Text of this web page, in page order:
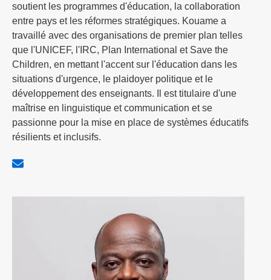
soutient les programmes d'éducation, la collaboration
entre pays et les réformes stratégiques. Kouame a
travaillé avec des organisations de premier plan telles
que l'UNICEF, l'IRC, Plan International et Save the
Children, en mettant l'accent sur l'éducation dans les
situations d'urgence, le plaidoyer politique et le
développement des enseignants. Il est titulaire d'une
maîtrise en linguistique et communication et se
passionne pour la mise en place de systèmes éducatifs
résilients et inclusifs.